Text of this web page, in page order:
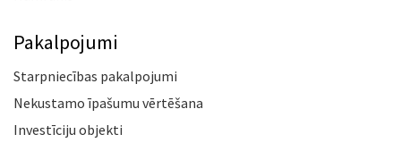
Pakalpojumi
Starpniecības pakalpojumi
Nekustamo īpašumu vērtēšana
Investīciju objekti